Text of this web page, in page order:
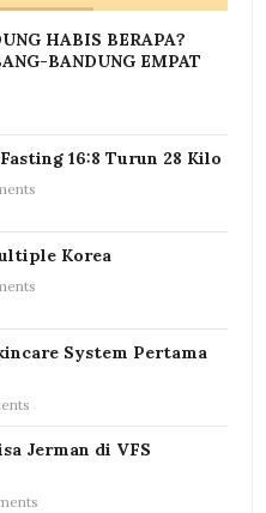
HABIS BERAPA?
BANDUNG EMPAT
16:8 Turun 28 Kilo
Korea
System Pertama
Jerman di VFS